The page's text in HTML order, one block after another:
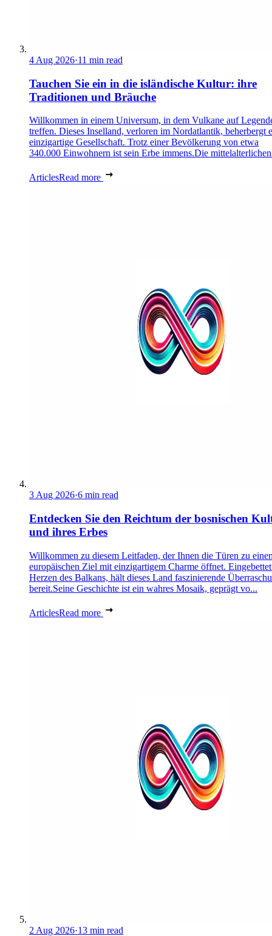
4 Aug 2026·11 min read
Tauchen Sie ein in die isländische Kultur: ihre
Traditionen und Bräuche
Willkommen in einem Universum, in dem Vulkane auf
treffen. Dieses Inselland, verloren im Nordatlantik, beherbergt
einzigartige Gesellschaft. Trotz einer Bevölkerung von etwa
340.000 Einwohnern ist sein Erbe immens.Die
ArticlesRead more
3 Aug 2026·6 min read
Entdecken Sie den Reichtum der bosnischen
und ihres Erbes
Willkommen zu diesem Leitfaden, der Ihnen die Türen zu
europäischen Ziel mit einzigartigem Charme öffnet.
Herzen des Balkans, hält dieses Land faszinierende
bereit.Seine Geschichte ist ein wahres Mosaik, geprägt vo...
ArticlesRead more
2 Aug 2026·13 min read